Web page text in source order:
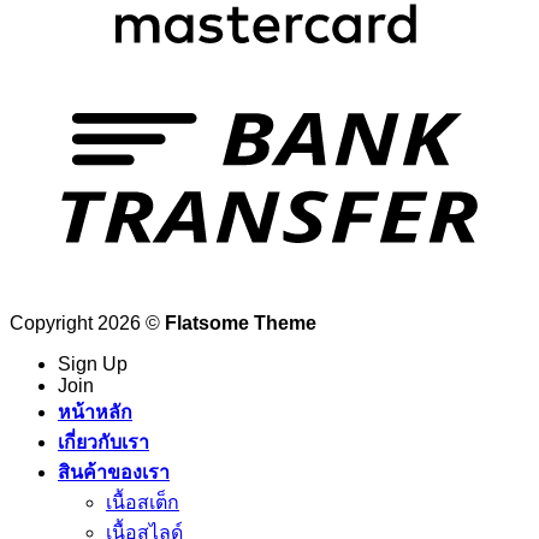
Copyright 2026 © Flatsome Theme
Sign Up
Join
หน้าหลัก
เกี่ยวกับเรา
สินค้าของเรา
เนื้อสเต็ก
เนื้อสไลด์